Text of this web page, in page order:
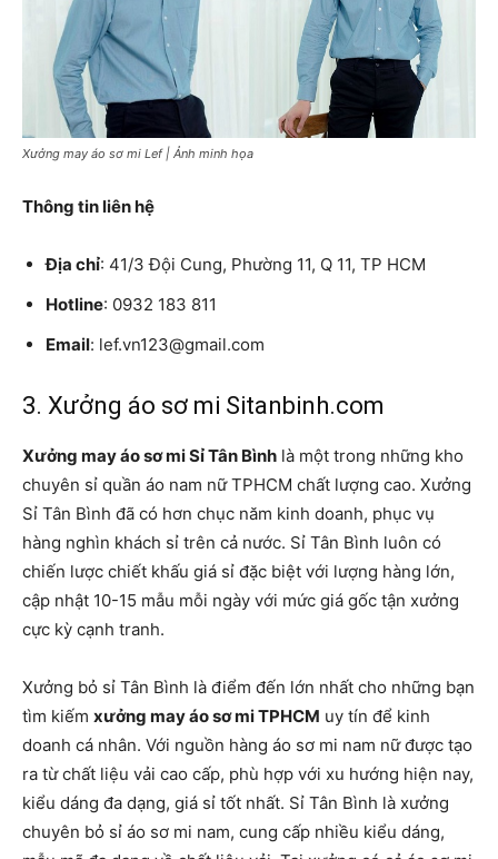
Xưởng may áo sơ mi Lef | Ảnh minh họa
Thông tin liên hệ
Địa chỉ: 41/3 Đội Cung, Phường 11, Q 11, TP HCM
Hotline: 0932 183 811
Email: lef.vn123@gmail.com
3. Xưởng áo sơ mi Sitanbinh.com
Xưởng may áo sơ mi Sỉ Tân Bình là một trong những kho
chuyên sỉ quần áo nam nữ TPHCM chất lượng cao. Xưởng
Sỉ Tân Bình đã có hơn chục năm kinh doanh, phục vụ
hàng nghìn khách sỉ trên cả nước. Sỉ Tân Bình luôn có
chiến lược chiết khấu giá sỉ đặc biệt với lượng hàng lớn,
cập nhật 10-15 mẫu mỗi ngày với mức giá gốc tận xưởng
cực kỳ cạnh tranh.
Xưởng bỏ sỉ Tân Bình là điểm đến lớn nhất cho những bạn
tìm kiếm xưởng may áo sơ mi TPHCM uy tín để kinh
doanh cá nhân. Với nguồn hàng áo sơ mi nam nữ được tạo
ra từ chất liệu vải cao cấp, phù hợp với xu hướng hiện nay,
kiểu dáng đa dạng, giá sỉ tốt nhất. Sỉ Tân Bình là xưởng
chuyên bỏ sỉ áo sơ mi nam, cung cấp nhiều kiểu dáng,